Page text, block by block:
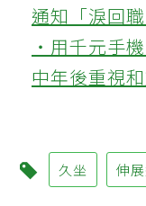
通知「淚回
‧用千元手
中年後重視
久坐 伸